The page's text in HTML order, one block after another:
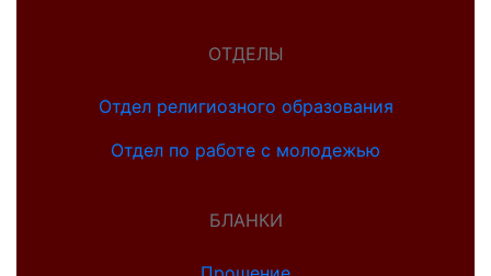
ОТДЕЛЫ
Отдел религиозного образования
Отдел по работе с молодежью
БЛАНКИ